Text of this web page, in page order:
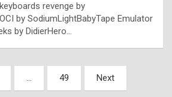
l
e
x
a
revenge by
by SodiumLightBabyTape Emulator
by DidierHero…
… 49 Next